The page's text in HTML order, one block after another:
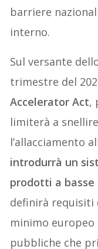
barriere
interno.
Sul versante
trimestre del
Accelerator Act,
limiterà a
l’allacciamento
introdurrà un
prodotti a basse
definirà requisiti
minimo
pubbliche che